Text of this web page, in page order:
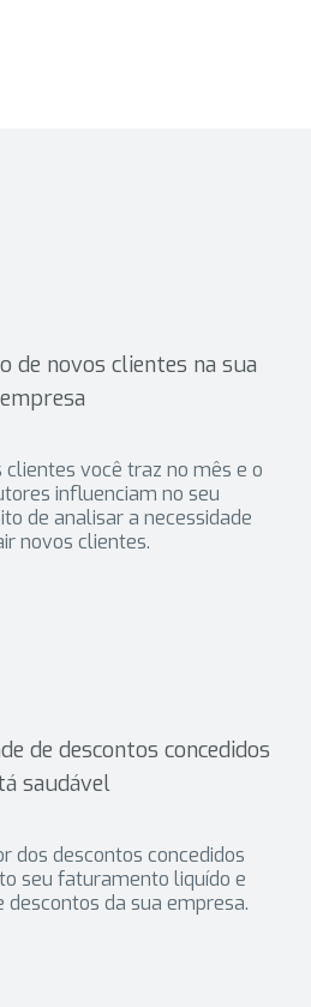
de novos clientes na sua
empresa
clientes você traz no mês e o
influenciam no seu
de analisar a necessidade
novos clientes.
de descontos concedidos
saudável
dos descontos concedidos
seu faturamento liquído e
da sua empresa.